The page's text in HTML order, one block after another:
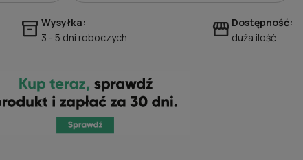
inventory_2 Wysyłka:
3 - 5 dni roboczych
storefront Dostępność:
duża ilość